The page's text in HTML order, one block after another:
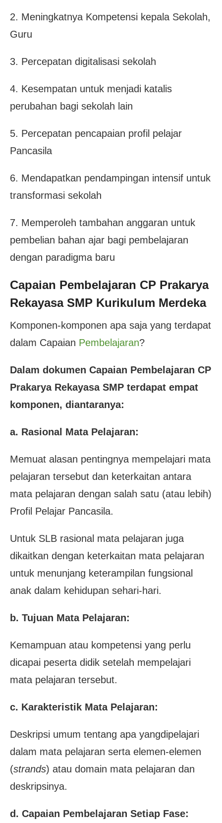
2. Meningkatnya Kompetensi kepala Sekolah,
Guru
3. Percepatan digitalisasi sekolah
4. Kesempatan untuk menjadi katalis
perubahan bagi sekolah lain
5. Percepatan pencapaian profil pelajar
Pancasila
6. Mendapatkan pendampingan intensif untuk
transformasi sekolah
7. Memperoleh tambahan anggaran untuk
pembelian bahan ajar bagi pembelajaran
dengan paradigma baru
Capaian Pembelajaran CP Prakarya
Rekayasa SMP Kurikulum Merdeka
Komponen-komponen apa saja yang terdapat
dalam Capaian Pembelajaran?
Dalam dokumen Capaian Pembelajaran CP
Prakarya Rekayasa SMP terdapat empat
komponen, diantaranya:
a. Rasional Mata Pelajaran:
Memuat alasan pentingnya mempelajari mata
pelajaran tersebut dan keterkaitan antara
mata pelajaran dengan salah satu (atau lebih)
Profil Pelajar Pancasila.
Untuk SLB rasional mata pelajaran juga
dikaitkan dengan keterkaitan mata pelajaran
untuk menunjang keterampilan fungsional
anak dalam kehidupan sehari-hari.
b. Tujuan Mata Pelajaran:
Kemampuan atau kompetensi yang perlu
dicapai peserta didik setelah mempelajari
mata pelajaran tersebut.
c. Karakteristik Mata Pelajaran:
Deskripsi umum tentang apa yangdipelajari
dalam mata pelajaran serta elemen-elemen
(strands) atau domain mata pelajaran dan
deskripsinya.
d. Capaian Pembelajaran Setiap Fase: